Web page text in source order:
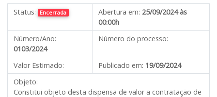
Status: Encerrada Abertura em: 25/09/2024 às
00:00h
Número/Ano:
0103/2024
Número do processo:
Valor Estimado: Publicado em: 19/09/2024
Objeto:
Constitui objeto desta dispensa de valor a contratação de